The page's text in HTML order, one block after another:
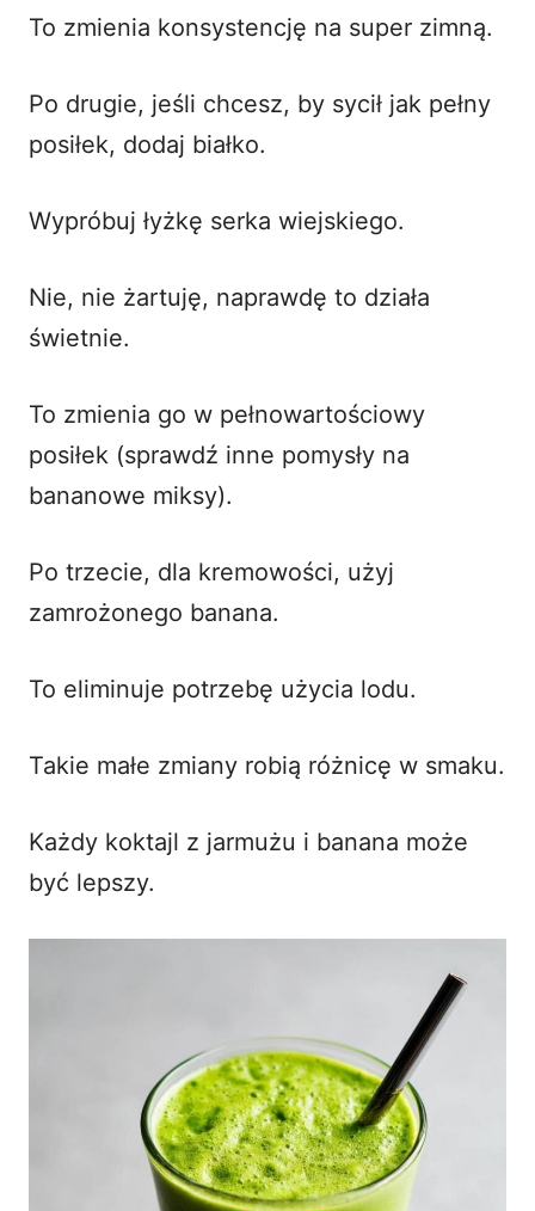
To zmienia konsystencję na super zimną.
Po drugie, jeśli chcesz, by sycił jak pełny
posiłek, dodaj białko.
Wypróbuj łyżkę serka wiejskiego.
Nie, nie żartuję, naprawdę to działa
świetnie.
To zmienia go w pełnowartościowy
posiłek (sprawdź inne pomysły na
bananowe miksy).
Po trzecie, dla kremowości, użyj
zamrożonego banana.
To eliminuje potrzebę użycia lodu.
Takie małe zmiany robią różnicę w smaku.
Każdy koktajl z jarmużu i banana może
być lepszy.